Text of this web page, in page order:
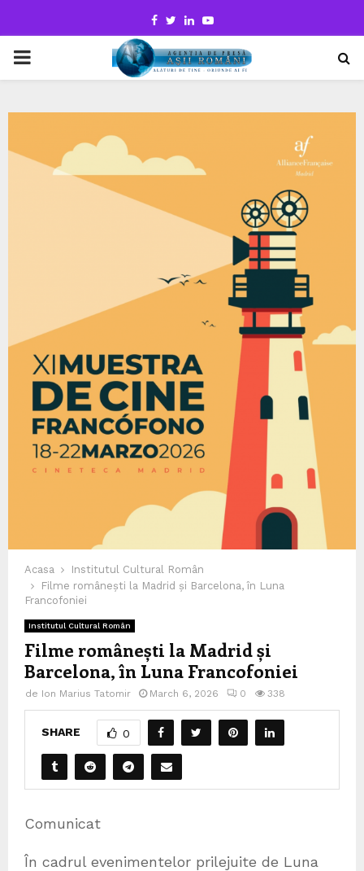
Facebook
TwitterLinkedinYoutube
PRIMARY
Acasa
Institutul Cultural Român
Filme românești la Madrid și Barcelona, în Luna
Francofoniei
Institutul Cultural Român
Filme românești la Madrid și
Barcelona, în Luna Francofoniei
de Ion Marius Tatomir March 6, 2026 0 338
SHARE 0
Comunicat
În cadrul evenimentelor prilejuite de Luna